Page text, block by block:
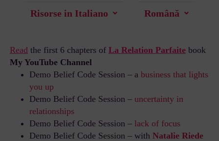
Risorse in Italiano Română
Read the first 6 chapters of La Relation Parfaite book
My YouTube Channel
Demo Belief Code Session – a business that lights
you up
Demo Belief Code Session – uncertainty in
relationships
Demo Belief Code Session – lack of focus
Demo Belief Code Session – with Natalie Riede